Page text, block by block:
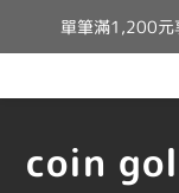
單筆滿1,200
coin